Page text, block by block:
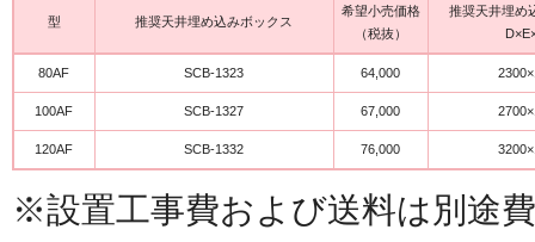
型 推奨天井埋め込みボックス
希望小売価格
（税抜）
推奨天井埋め
80AF SCB-1323 64,000
100AF SCB-1327 67,000
120AF SCB-1332 76,000
※設置工事費および送料は別途